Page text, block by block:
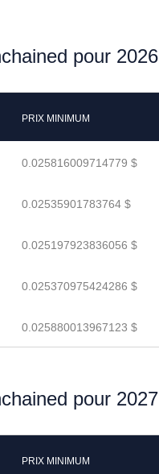
pour 2026
PRIX MINIMUM
0.025816009714779 $
0.02535901783764 $
0.025197923836056 $
0.025370975424286 $
0.025880013967123 $
pour 2027
PRIX MINIMUM